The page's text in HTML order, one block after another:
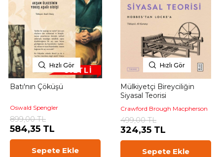
Hızlı Gör
Batı'nın Çöküşü
Oswald Spengler
899,00 TL
584,35 TL
Sepete Ekle
Hızlı Gör
Mülkiyetçi Bireyciliğin
Siyasal Teorisi
Crawford Brough Macpherson
499,00 TL
324,35 TL
Sepete Ekle